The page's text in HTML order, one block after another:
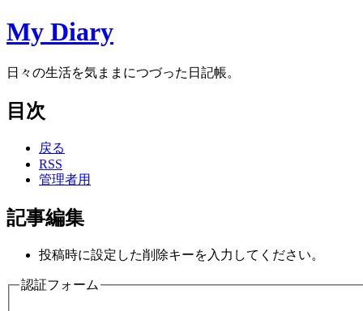
My Diary
日々の生活を気ままにつづった日記帳。
目次
戻る
RSS
管理者用
記事編集
投稿時に設定した削除キーを入力してください。
認証フォーム